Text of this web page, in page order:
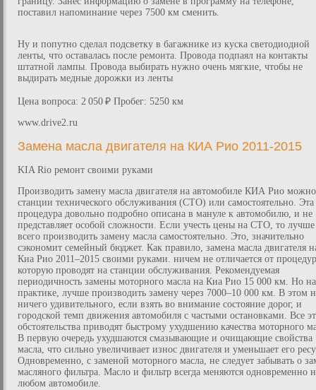
поставил напоминание через 7500 км сменить.
Ну и попутно сделал подсветку в багажнике из куска светодиодной
ленты, что оставалась после ремонта. Провода подпаял на контакты
штатной лампы. Провода выбирать нужно очень мягкие, чтобы не
выдирать медные дорожки из ленты
Цена вопроса: 2 050 ₽ Пробег: 5250 км
www.drive2.ru
Замена масла двигателя на КИА Рио 2011-2015
KIA Rio ремонт своими руками
Производить замену масла двигателя на автомобиле КИА Рио
станции технического обслуживания (СТО) или самостоятельно. Эта
процедура довольно подробно описана в мануле к автомобилю, и не
представляет особой сложности. Если учесть цены на СТО, то лучше
всего производить замену масла самостоятельно. Это, значительно
сэкономит семейный бюджет. Как правило, замена масла двигателя
Киа Рио 2011–2015 своими руками. ничем не отличается от
которую проводят на станции обслуживания. Рекомендуемая
периодичность замены моторного масла на Киа Рио 15 000 км. Но на
практике, лучше производить замену через 7000–10 000 км. В этом
ничего удивительного, если взять во внимание состояние дорог, и
городской темп движения автомобиля с частыми остановками. Все
обстоятельства приводят быстрому ухудшению качества моторного
В первую очередь ухудшаются смазывающие и очищающие свойства
масла, что сильно увеличивает износ двигателя и уменьшает его
Одновременно, с заменой моторного масла, не следует забывать о
масляного фильтра. Масло и фильтр всегда меняются одновременно
любом автомобиле.